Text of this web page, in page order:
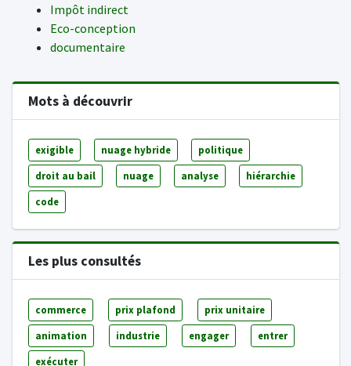
Impôt indirect
Eco-conception
documentaire
Mots à découvrir
exigible nuage hybride politique
droit au bail nuage analyse hiérarchie
code
Les plus consultés
commerce prix plafond prix unitaire
animation industrie engager entrer
exécuter